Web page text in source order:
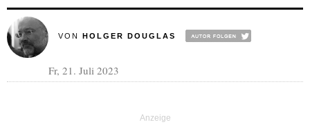
VON HOLGER DOUGLAS
Fr, 21. Juli 2023